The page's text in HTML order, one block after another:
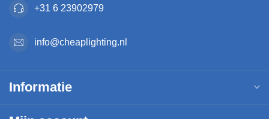
+31 6 23902979
info@cheaplighting.nl
Informatie